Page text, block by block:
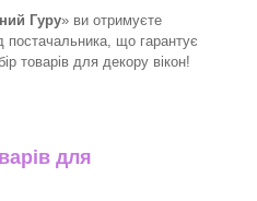
Гуру» ви отримуєте
постачальника, що гарантує
товарів для декору вікон!​
для